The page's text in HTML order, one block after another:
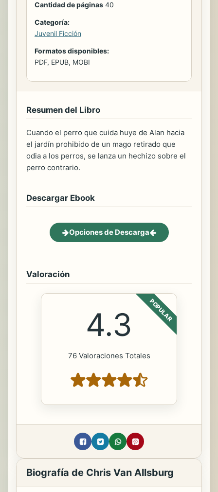
Cantidad de páginas 40
Categoría:
Juvenil Ficción
Formatos disponibles:
PDF, EPUB, MOBI
Resumen del Libro
Cuando el perro que cuida huye de Alan hacia
el jardín prohibido de un mago retirado que
odia a los perros, se lanza un hechizo sobre el
perro contrario.
Descargar Ebook
Opciones de Descarga
Valoración
POPULAR
4.3
76 Valoraciones Totales
Biografía de Chris Van Allsburg